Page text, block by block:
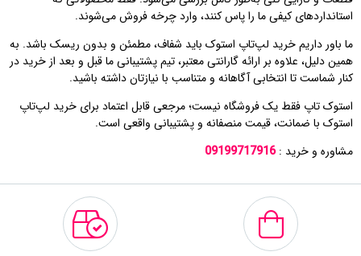
استانداردهای کیفی ما را پاس کنند، وارد چرخه فروش می‌شوند.
ما باور داریم خرید لپ‌تاپ استوک باید شفاف، مطمئن و بدون ریسک باشد. به
همین دلیل، علاوه بر ارائه گارانتی معتبر، تیم پشتیبانی ما قبل و بعد از خرید در
کنار شماست تا انتخابی آگاهانه و متناسب با نیازتان داشته باشید.
استوک تاپ فقط یک فروشگاه نیست؛ مرجعی قابل اعتماد برای خرید لپ‌تاپ
استوک با ضمانت، قیمت منصفانه و پشتیبانی واقعی است.
مشاوره و خرید :09199717916